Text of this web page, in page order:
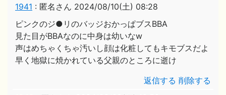
1941 : 匿名さん 2024/08/10(土) 08:28
ピンクのジ●リのバッジおかっぱブスBBA
見た目がBBAなのに中身は幼いなw
声はめちゃくちゃ汚いし顔は化粧してもキモブスだよ
早く地獄に焼かれている父親のところに逝け
返信する 削除する